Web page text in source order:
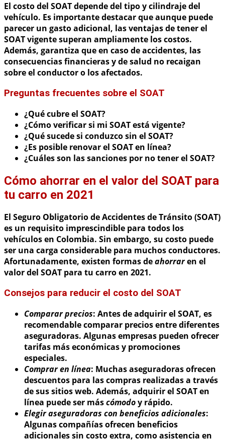
El costo del SOAT depende del tipo y cilindraje del
vehículo. Es importante destacar que aunque puede
parecer un gasto adicional, lasventajas de tener el
SOAT vigente superan ampliamente los costos.
Además, garantiza que en caso de accidentes, las
consecuencias financieras y de salud no recaigan
sobre el conductor o los afectados.
Preguntas frecuentes sobre el SOAT
¿Qué cubre el SOAT?
¿Cómo verificar si mi SOAT está vigente?
¿Qué sucede si conduzco sin el SOAT?
¿Es posible renovar el SOAT en línea?
¿Cuáles son las sanciones por no tener el SOAT?
Cómo ahorrar en el valor del SOAT para
tu carro en 2021
El Seguro Obligatorio de Accidentes de Tránsito (SOAT)
es un requisito imprescindible para todos los
vehículos en Colombia. Sin embargo, su costo puede
ser una carga considerable para muchos conductores.
Afortunadamente, existen formas deahorraren el
valor del SOAT para tu carro en 2021.
Consejos para reducir el costo del SOAT
Comparar precios: Antes de adquirir el SOAT, es
recomendable comparar precios entre diferentes
aseguradoras. Algunas empresas pueden ofrecer
tarifas más económicas y promociones
especiales.
Comprar en línea: Muchas aseguradoras ofrecen
descuentos para las compras realizadas a través
de sus sitios web. Además, adquirir el SOAT en
línea puede ser máscómodoy rápido.
Elegir aseguradoras con beneficios adicionales:
Algunas compañías ofrecen beneficios
adicionales sin costo extra, como asistencia en